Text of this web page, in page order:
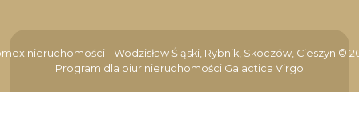
nieruchomości - Wodzisław Śląski, Rybnik, Skoczów, Cieszyn ©
Program dla biur nieruchomości Galactica Virgo